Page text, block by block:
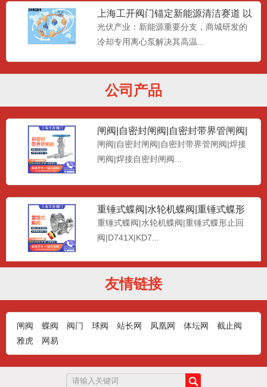
冷却专用离心泵解决其高温...
公司产品
截止阀|自密封截止阀|焊接自密封截
止阀|自密封波纹管截止阀
截止阀|自密封截止阀|焊接自密封截止阀|
自密封波纹管截止阀|...
闸阀|自密封闸阀|自密封带界管闸阀|
焊接闸阀|焊接自密封闸
闸阀|自密封闸阀|自密封带界管闸阀|焊接
闸阀|焊接自密封闸阀...
止回阀|D741X|KD
重锤式蝶阀|水轮机蝶阀|重锤式蝶形止回
阀|D741X|KD7...
密封蝶阀|蜗轮蝶阀|
上海工开阀门制造有限公司生产：中线软
密封对夹蝶阀D371X，...
真空破坏阀|虹吸破坏阀|HXF-P|机械
式真空破坏阀，水轮机...
球阀 站长网 凤凰网
网站首页|关于我们 网站地图